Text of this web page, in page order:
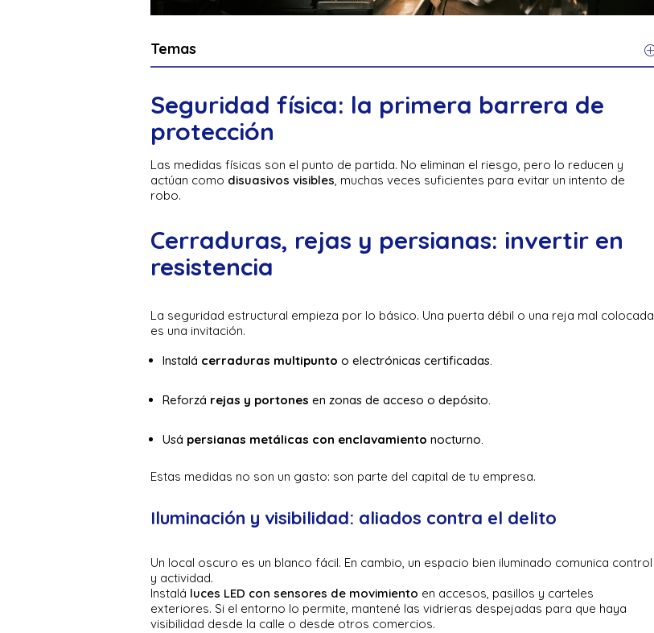
Temas
Seguridad física: la primera barrera de
protección
Las medidas físicas son el punto de partida. No eliminan el riesgo, pero lo reducen y
actúan como disuasivos visibles, muchas veces suficientes para evitar un intento de
robo.
Cerraduras, rejas y persianas: invertir en
resistencia
La seguridad estructural empieza por lo básico. Una puerta débil o una reja mal colocada
es una invitación.
Instalá cerraduras multipunto o electrónicas certificadas.
Reforzá rejas y portones en zonas de acceso o depósito.
Usá persianas metálicas con enclavamiento nocturno.
Estas medidas no son un gasto: son parte del capital de tu empresa.
Iluminación y visibilidad: aliados contra el delito
Un local oscuro es un blanco fácil. En cambio, un espacio bien iluminado comunica control
y actividad.
Instalá luces LED con sensores de movimiento en accesos, pasillos y carteles
exteriores. Si el entorno lo permite, mantené las vidrieras despejadas para que haya
visibilidad desde la calle o desde otros comercios.